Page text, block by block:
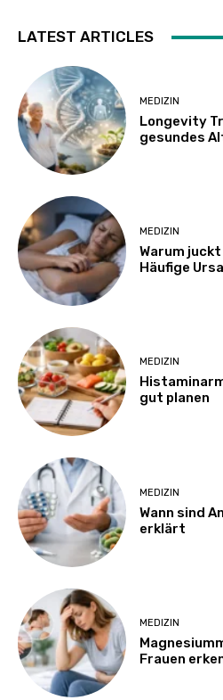
LATEST ARTICLES
MEDIZIN
Longevity
gesundes
MEDIZIN
Warum
Häufige
MEDIZIN
gut planen
MEDIZIN
Wann sind
erklärt
MEDIZIN
Frauen